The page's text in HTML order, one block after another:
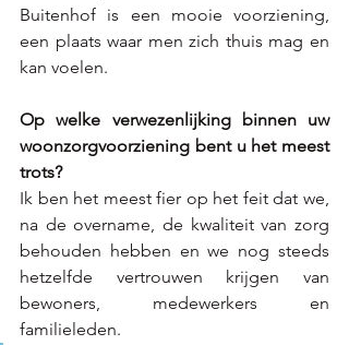
Buitenhof is een mooie voorziening,
een plaats waar men zich thuis mag en
kan voelen.
Op welke verwezenlijking binnen uw
woonzorgvoorziening bent u het meest
trots?
Ik ben het meest fier op het feit dat we,
na de overname, de kwaliteit van zorg
behouden hebben en we nog steeds
hetzelfde vertrouwen krijgen van
bewoners, medewerkers en
familieleden.